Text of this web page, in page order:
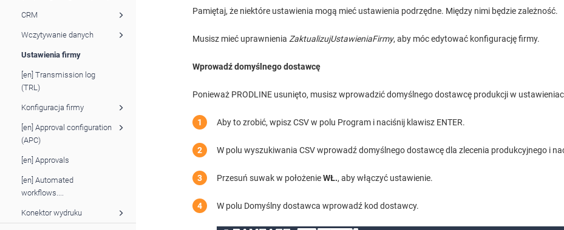
CRM
Wczytywanie danych
Ustawienia firmy
[en] Transmission log
(TRL)
Konfiguracja firmy
[en] Approval configuration
(APC)
[en] Approvals
[en] Automated
workflows....
Konektor wydruku
Pamiętaj, że niektóre ustawienia mogą mieć ustawienia podrzędne. Między nimi będzie zależność.
Musisz mieć uprawnienia ZaktualizujUstawieniaFirmy, aby móc edytować konfigurację firmy.
Wprowadź domyślnego dostawcę
Ponieważ PRODLINE usunięto, musisz wprowadzić domyślnego dostawcę produkcji w
Aby to zrobić, wpisz CSV w polu Program i naciśnij klawisz ENTER.
W polu wyszukiwania CSV wprowadź domyślnego dostawcę dla zlecenia produkcyjnego i
Przesuń suwak w położenieWŁ., aby włączyć ustawienie.
W polu Domyślny dostawca wprowadź kod dostawcy.